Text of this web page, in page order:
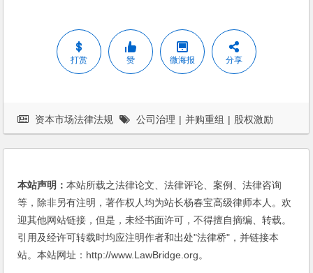
打赏 赞 微海报 分享
资本市场法律法规 公司治理 | 并购重组 | 股权激励
本站声明：本站所载之法律论文、法律评论、案例、法律咨询
等，除非另有注明，著作权人均为站长杨春宝高级律师本人。欢
迎其他网站链接，但是，未经书面许可，不得擅自摘编、转载。
引用及经许可转载时均应注明作者和出处"法律桥"，并链接本
站。本站网址：http://www.LawBridge.org。